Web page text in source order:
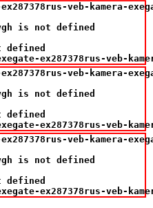
veb-kamera-
is not defined
defined
ex287378rus-veb-
veb-kamera-
is not defined
defined
ex287378rus-veb-
veb-kamera-
is not defined
defined
ex287378rus-veb-